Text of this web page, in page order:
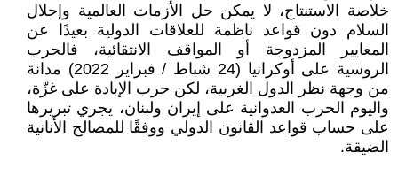
خلاصة الاستنتاج، لا يمكن حل الأزمات العالمية وإحلال
السلام دون قواعد ناظمة للعلاقات الدولية بعيدًا عن
المعايير المزدوجة أو المواقف الانتقائية، فالحرب
الروسية على أوكرانيا (24 شباط / فبراير 2022) مدانة
من وجهة نظر الدول الغربية، لكن حرب الإبادة على غزّة،
واليوم الحرب العدوانية على إيران ولبنان، يجري تبريرها
على حساب قواعد القانون الدولي ووفقًا للمصالح الأنانية
الضيقة.